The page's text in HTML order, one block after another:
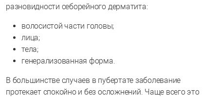
разновидности себорейного дерматита:
волосистой части головы;
лица;
тела;
генерализованная форма.
В большинстве случаев в пубертате заболевание
протекает спокойно и без осложнений. Чаще всего это